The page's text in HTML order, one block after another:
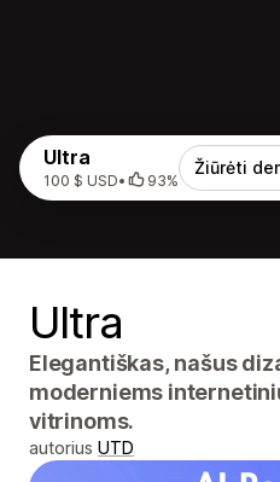
Ultra
100 $ USD• 93%
Žiūrėti
Ultra
Elegantiškas, našus
moderniems
vitrinoms.
autorius UTD